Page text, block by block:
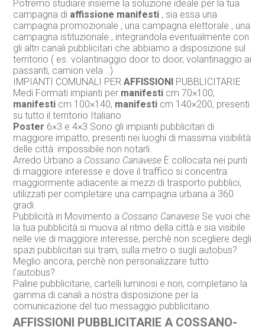
Potremo studiare insieme la soluzione ideale per la tua
campagna di affissione manifesti , sia essa una
campagna promozionale , una campagna elettorale , una
campagna istituzionale , integrandola eventualmente con
gli altri canali pubblicitari che abbiamo a disposizione sul
territorio ( es. volantinaggio door to door, volantinaggio ai
passanti, camion vela ..)
IMPIANTI COMUNALI PER AFFISSIONI PUBBLICITARIE
Medi Formati impianti per manifesti cm 70×100,
manifesti cm 100×140, manifesti cm 140×200, presenti
su tutto il territorio Italiano
Poster 6×3 e 4×3 Sono gli impianti pubblicitari di
maggiore impatto, presenti nei luoghi di massima visibilità
delle città: impossibile non notarli.
Arredo Urbano a Cossano Canavese È collocata nei punti
di maggiore interesse e dove il traffico si concentra
maggiormente adiacente ai mezzi di trasporto pubblici,
utilizzati per completare una campagna urbana a 360
gradi.
Pubblicità in Movimento a Cossano Canavese Se vuoi che
la tua pubblicità si muova al ritmo della città e sia visibile
nelle vie di maggiore interesse, perchè non scegliere degli
spazi pubblicitari sui tram, sulla metro o sugli autobus?
Meglio ancora, perchè non personalizzare tutto
l’autobus?
Paline pubblicitarie, cartelli luminosi e non, completano la
gamma di canali a nostra disposizione per la
comunicazione del tuo messaggio pubblicitario.
AFFISSIONI PUBBLICITARIE A COSSANO-